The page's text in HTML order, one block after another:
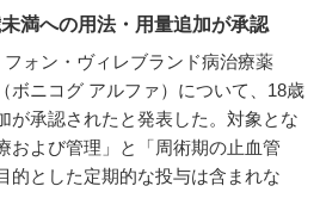
満への用法・用量追加が承認
ォン・ヴィレブランド病治療薬
ボニコグ アルファ）について、18歳
が承認されたと発表した。対象とな
および管理」と「周術期の止血管
的とした定期的な投与は含まれな